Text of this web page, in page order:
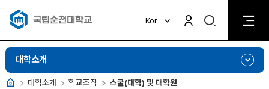
Kor
활
검
비
활
성
화
대학소개
홈 대학소개 학교조직 스쿨(대학) 및 대학원